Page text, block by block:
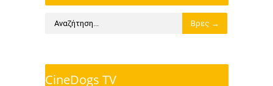
CineDogs TV